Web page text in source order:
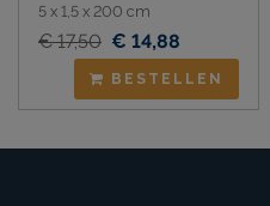
5 x 1,5 x 200 cm
€ 17,50 € 14,88
BESTELLEN